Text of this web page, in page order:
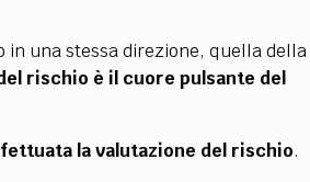
in una stessa direzione, quella della
rischio è il cuore pulsante del
la valutazione del rischio.